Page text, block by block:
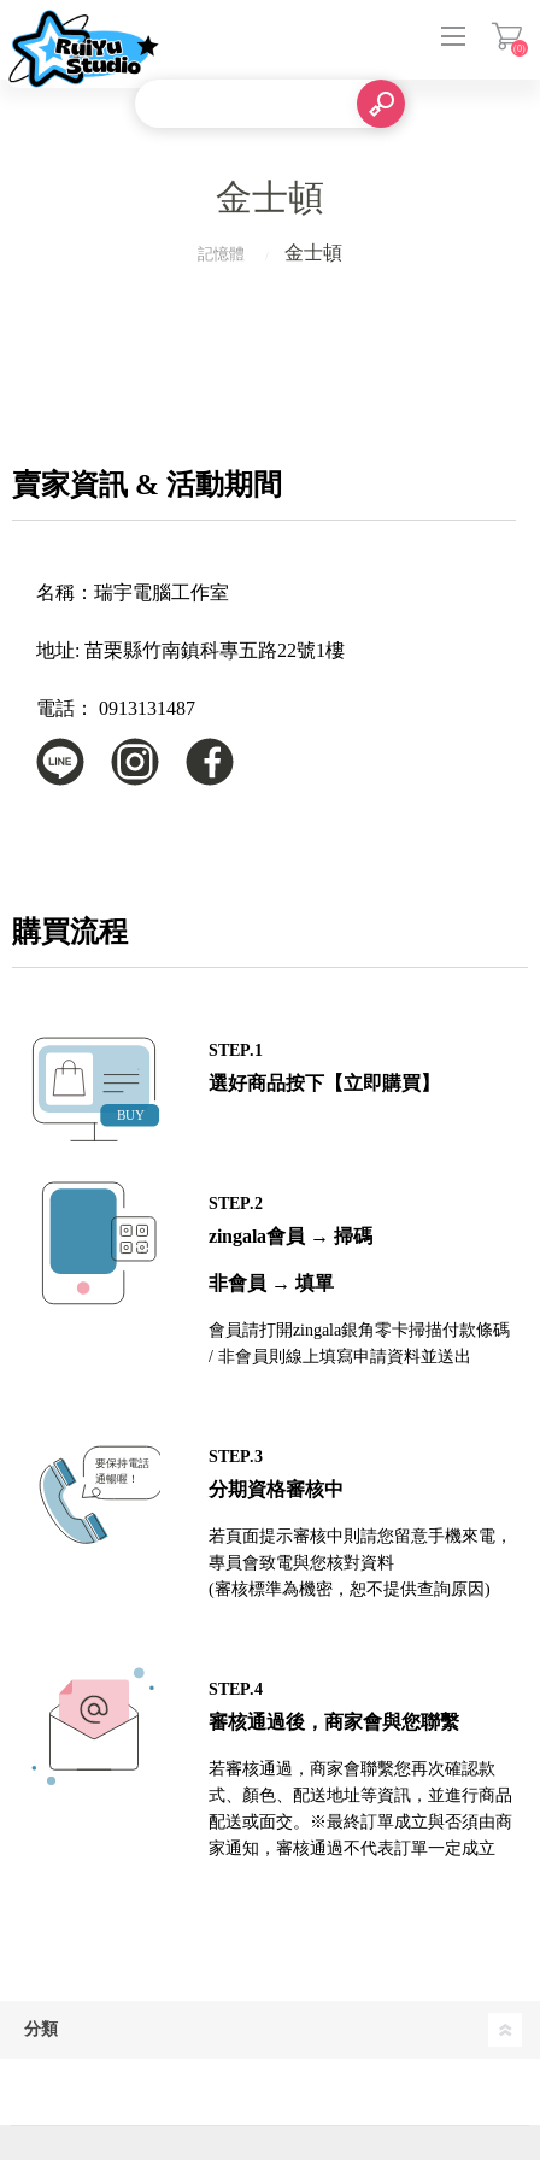
(0)
金士頓
記憶體 金士頓
賣家資訊 & 活動期間
名稱： 瑞宇電腦工作室
地址: 苗栗縣竹南鎮科專五路22號1樓
電話： 0913131487
購買流程
STEP.1
選好商品按下【立即購買】
STEP.2
zingala會員 → 掃碼
非會員 → 填單
會員請打開zingala銀角零卡掃描付款條碼
/ 非會員則線上填寫申請資料並送出
STEP.3
分期資格審核中
若頁面提示審核中則請您留意手機來電，
專員會致電與您核對資料
(審核標準為機密，恕不提供查詢原因)
STEP.4
審核通過後，商家會與您聯繫
若審核通過，商家會聯繫您再次確認款
式、顏色、配送地址等資訊，並進行商品
配送或面交。※最終訂單成立與否須由商
家通知，審核通過不代表訂單一定成立
分類